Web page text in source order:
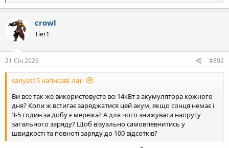
е
а
к
ц
і
:
crowl
Tier1
21 Січ 2026 #892
sanyas15 написав(-ла):
Ви все так же використовуєте всі 14кВт з акумулятора кожного
дня? Коли ж встигає заряджатися цей акум, якщо сонця немає і
3-5 годин за добу є мережа? А для чого знижувати напругу
загального заряду? Щоб візуально самовпевнитись у
швидкості та повноті заряду до 100 відсотків?